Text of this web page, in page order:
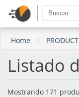
Home
Listado
Mostrando 171